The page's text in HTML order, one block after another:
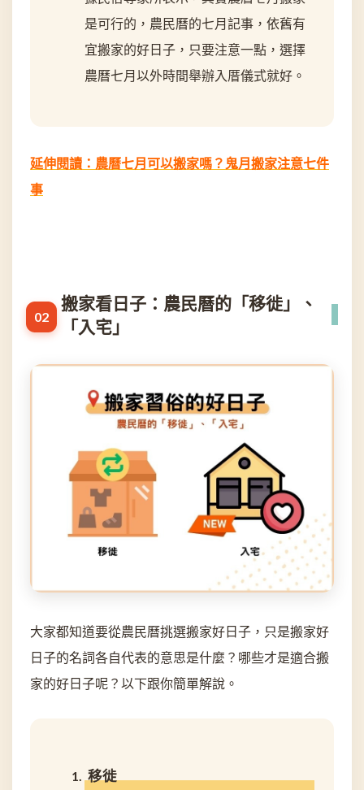
是可行的，農民曆的七月記事，依舊有
宜搬家的好日子，只要注意一點，選擇
農曆七月以外時間舉辦入厝儀式就好。
延伸閱讀：農曆七月可以搬家嗎？鬼月搬家注意七件
事
搬家看日子：農民曆的「移徙」、
「入宅」
大家都知道要從農民曆挑選搬家好日子，只是搬家好
日子的名詞各自代表的意思是什麼？哪些才是適合搬
家的好日子呢？以下跟你簡單解說。
移徙